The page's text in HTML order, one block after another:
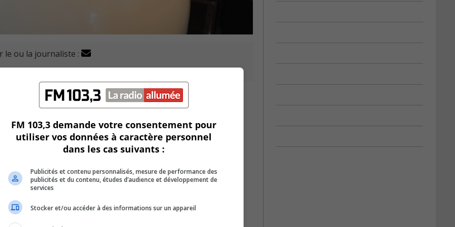
le ou la journaliste :
d'eau pour une partie de l'arrondissement de Saint-
d’eau potable de la Ville de Longueuil sont conformes.
façon préventive.
d’eau potable se finaliseront cette nuit.
de soirée.
clientèle que l’eau est impropre à la consommation.
FM 103,3 demande votre consentement pour
utiliser vos données à caractère personnel
dans les cas suivants :
Publicités et contenu personnalisés, mesure de performance des
publicités et du contenu, études d’audience et développement de
services
Stocker et/ou accéder à des informations sur un appareil